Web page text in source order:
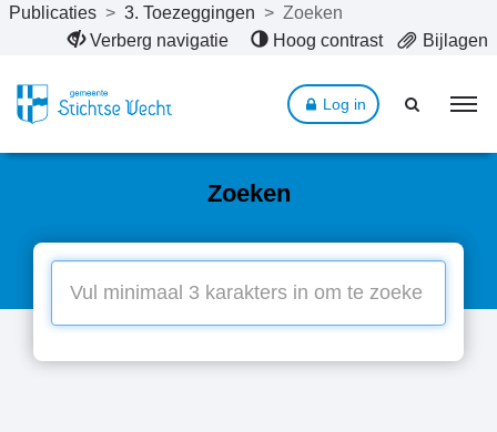
Naar hoofdinhoud
Publicaties > 3. Toezeggingen > Zoeken
Verberg navigatie
Hoog contrast Bijlagen
Log in
Zoeken